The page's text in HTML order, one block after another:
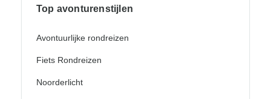
Top avonturenstijlen
Avontuurlijke rondreizen
Fiets Rondreizen
Noorderlicht